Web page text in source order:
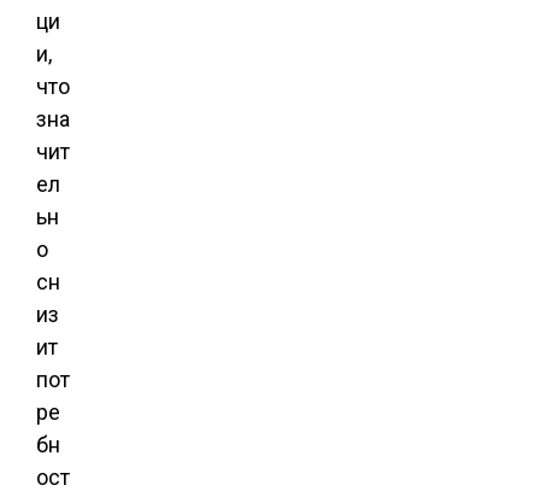
ци
и,
что
зна
чит
ел
ьн
о
сн
из
ит
пот
ре
бн
ост